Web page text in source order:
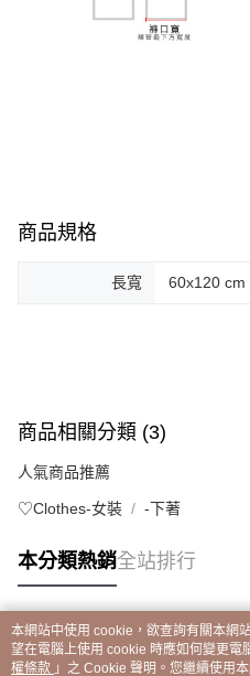
商品規格
長寬 60x120 cm
商品相關分類 (3)
人氣商品推薦
♡Clothes-女裝 -下著
本分類熱銷全站排行
熱門標籤
本網站中使用 cookie，欲查詢有關本網
望在電腦上使用 cookie 時應如何變更電
權條款 」之 Cookie 聲明。您繼續使用